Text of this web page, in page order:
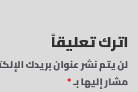
اترك تعليقاً
لن يتم نشر عنوان بريدك
مشار إليها بـ*